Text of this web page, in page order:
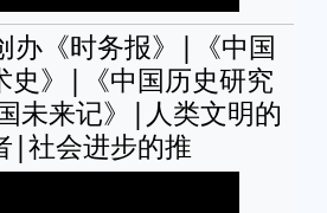
办《时务报》|《中国
史》|《中国历史研究
未来记》|人类文明的
|社会进步的推